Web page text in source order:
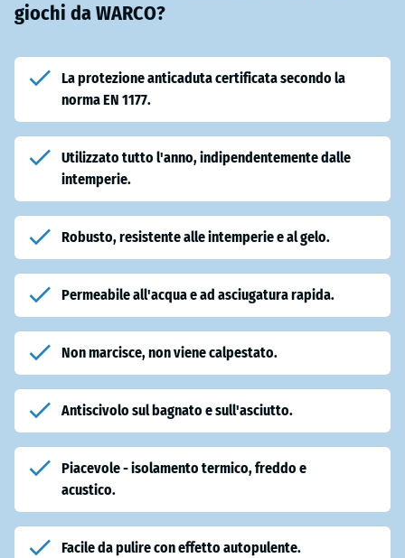
giochi da WARCO?
La protezione anticaduta certificata secondo la
norma EN 1177.
Utilizzato tutto l'anno, indipendentemente dalle
intemperie.
Robusto, resistente alle intemperie e al gelo.
Permeabile all'acqua e ad asciugatura rapida.
Non marcisce, non viene calpestato.
Antiscivolo sul bagnato e sull'asciutto.
Piacevole - isolamento termico, freddo e
acustico.
Facile da pulire con effetto autopulente.